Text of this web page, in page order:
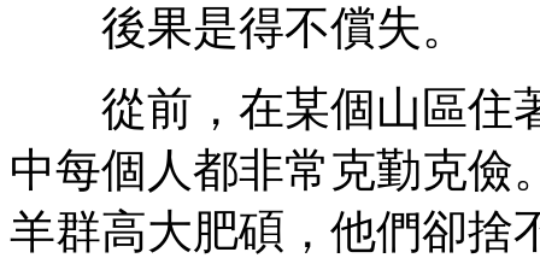
後果是得不償失。
從前，在某個山區住
中每個人都非常克勤克儉
羊群高大肥碩，他們卻捨